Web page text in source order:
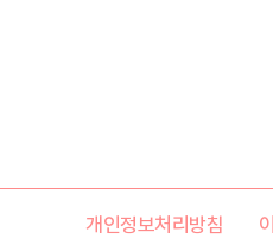
개인정보처리방침